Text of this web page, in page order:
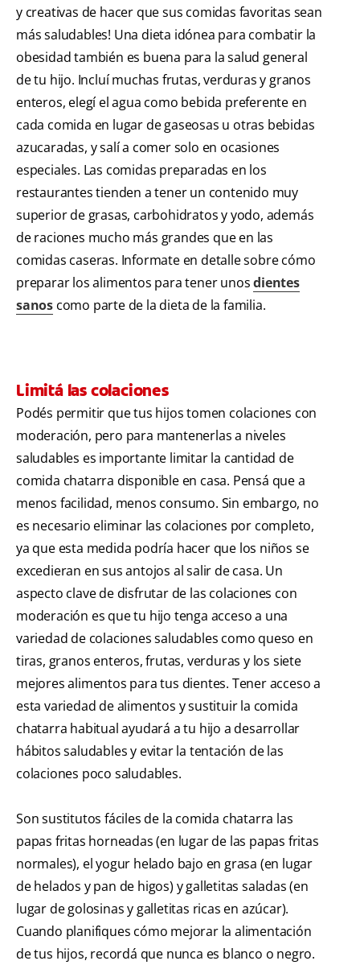
y creativas de hacer que sus comidas favoritas sean
más saludables! Una dieta idónea para combatir la
obesidad también es buena para la salud general
de tu hijo. Incluí muchas frutas, verduras y granos
enteros, elegí el agua como bebida preferente en
cada comida en lugar de gaseosas u otras bebidas
azucaradas, y salí a comer solo en ocasiones
especiales. Las comidas preparadas en los
restaurantes tienden a tener un contenido muy
superior de grasas, carbohidratos y yodo, además
de raciones mucho más grandes que en las
comidas caseras. Informate en detalle sobre cómo
preparar los alimentos para tener unosdientes
sanos como parte de la dieta de la familia.
Limitá las colaciones
Podés permitir que tus hijos tomen colaciones con
moderación, pero para mantenerlas a niveles
saludables es importante limitar la cantidad de
comida chatarra disponible en casa. Pensá que a
menos facilidad, menos consumo. Sin embargo, no
es necesario eliminar las colaciones por completo,
ya que esta medida podría hacer que los niños se
excedieran en sus antojos al salir de casa. Un
aspecto clave de disfrutar de las colaciones con
moderación es que tu hijo tenga acceso a una
variedad de colaciones saludables como queso en
tiras, granos enteros, frutas, verduras y los siete
mejores alimentos para tus dientes. Tener acceso a
esta variedad de alimentos y sustituir la comida
chatarra habitual ayudará a tu hijo a desarrollar
hábitos saludables y evitar la tentación de las
colaciones poco saludables.
Son sustitutos fáciles de la comida chatarra las
papas fritas horneadas (en lugar de las papas fritas
normales), el yogur helado bajo en grasa (en lugar
de helados y pan de higos) y galletitas saladas (en
lugar de golosinas y galletitas ricas en azúcar).
Cuando planifiques cómo mejorar la alimentación
de tus hijos, recordá que nunca es blanco o negro.